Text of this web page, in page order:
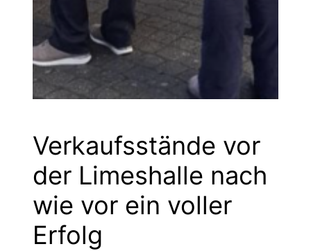
Verkaufsstände vor
der Limeshalle nach
wie vor ein voller
Erfolg